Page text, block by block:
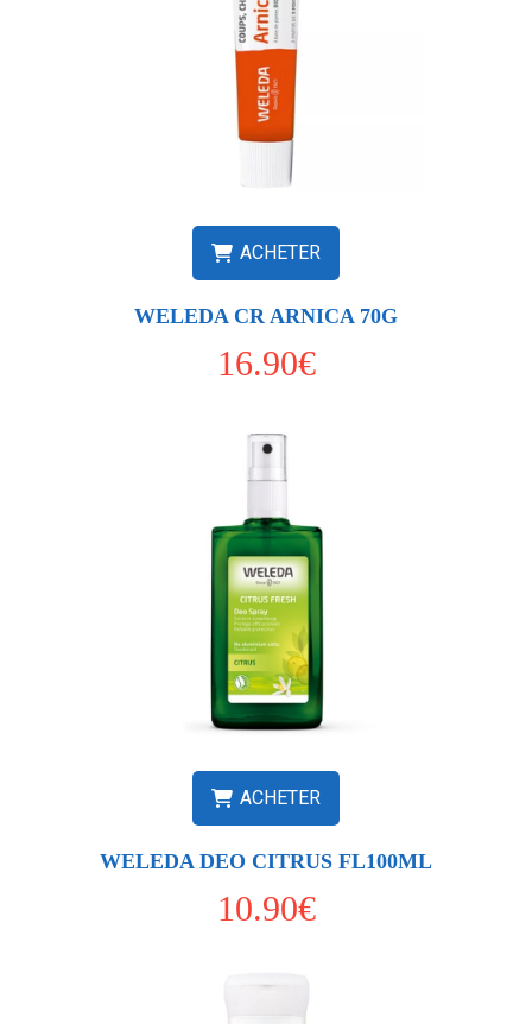
ACHETER
WELEDA CR ARNICA 70G
16.90€
ACHETER
WELEDA DEO CITRUS FL100ML
10.90€